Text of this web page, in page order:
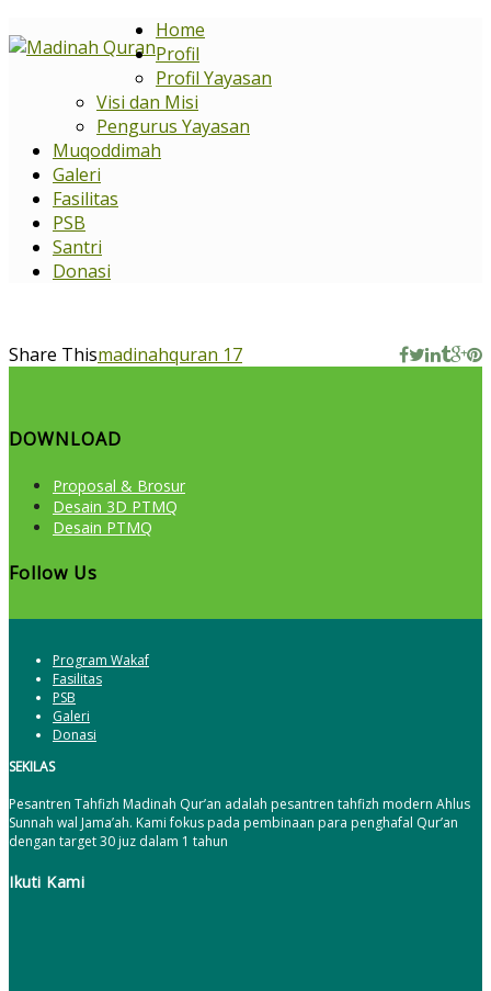
Home
Profil
Profil Yayasan
Visi dan Misi
Pengurus Yayasan
Muqoddimah
Galeri
Fasilitas
PSB
Santri
Donasi
Share Thismadinahquran 17
DOWNLOAD
Proposal & Brosur
Desain 3D PTMQ
Desain PTMQ
Follow Us
Program Wakaf
Fasilitas
PSB
Galeri
Donasi
SEKILAS
Pesantren Tahfizh Madinah Qur’an adalah pesantren tahfizh modern Ahlus
Sunnah wal Jama’ah. Kami fokus pada pembinaan para penghafal Qur’an
dengan target 30 juz dalam 1 tahun
Ikuti Kami